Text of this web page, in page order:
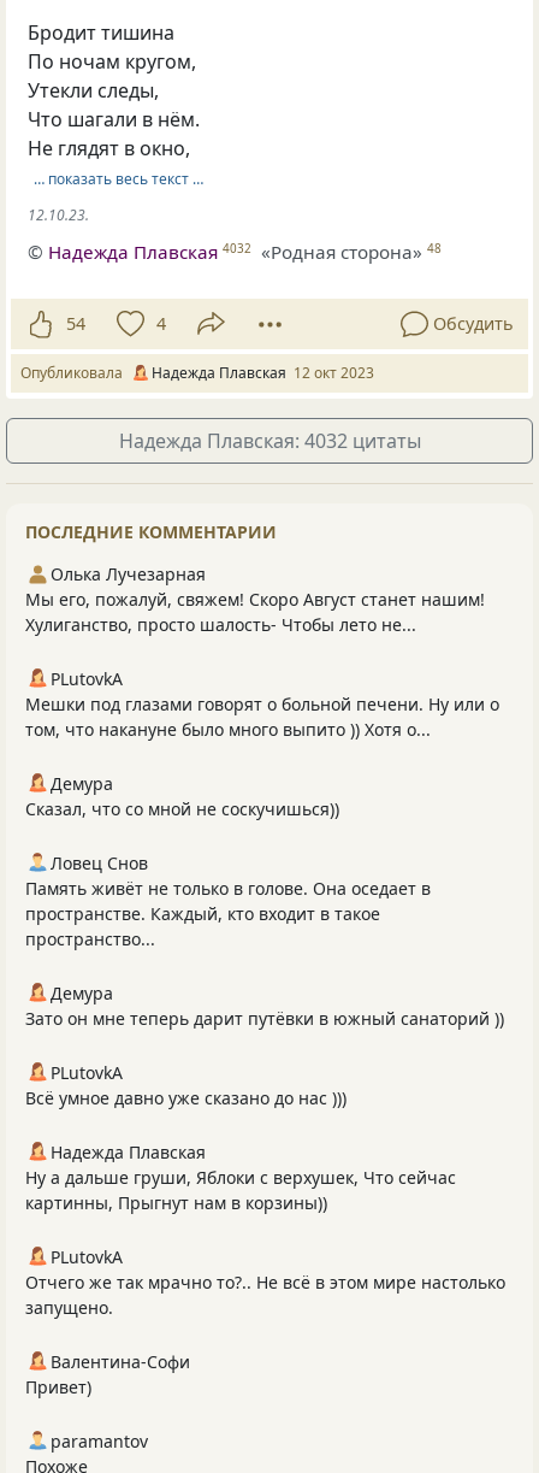
Бродит тишина
По ночам кругом,
Утекли следы,
Что шагали в нём.
Не глядят в окно,
… показать весь текст …
12.10.23.
© Надежда Плавская 4032 «Родная сторона» 48
54 4 Обсудить
Опубликовала Надежда Плавская 12 окт 2023
Надежда Плавская: 4032 цитаты
ПОСЛЕДНИЕ КОММЕНТАРИИ
Олька Лучезарная
Мы его, пожалуй, свяжем! Скоро Август станет нашим!
Хулиганство, просто шалость- Чтобы лето не...
PLutоvkА
Мешки под глазами говорят о больной печени. Ну или о
том, что накануне было много выпито )) Хотя о...
Демура
Сказал, что со мной не соскучишься))
Ловец Снов
Память живёт не только в голове. Она оседает в
пространстве. Каждый, кто входит в такое
пространство...
Демура
Зато он мне теперь дарит путёвки в южный санаторий ))
PLutоvkА
Всё умное давно уже сказано до нас )))
Надежда Плавская
Ну а дальше груши, Яблоки с верхушек, Что сейчас
картинны, Прыгнут нам в корзины))
PLutоvkА
Отчего же так мрачно то?.. Не всё в этом мире настолько
запущено.
Валентина-Софи
Привет)
paramantov
Похоже